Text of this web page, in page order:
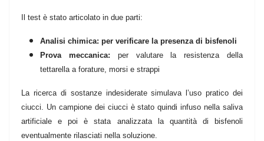
Il test è stato articolato in due parti:
Analisi chimica: per verificare la presenza di bisfenoli
Prova meccanica: per valutare la resistenza della
tettarella a forature, morsi e strappi
La ricerca di sostanze indesiderate simulava l’uso pratico dei
ciucci. Un campione dei ciucci è stato quindi infuso nella saliva
artificiale e poi è stata analizzata la quantità di bisfenoli
eventualmente rilasciati nella soluzione.